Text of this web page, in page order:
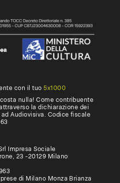
con il tuo5x1000
nulla! Come contribuente
la dichiarazione dei
Audiovisiva. Codice fiscale
Impresa Sociale
23 -20129 Milano
di Milano Monza Brianza